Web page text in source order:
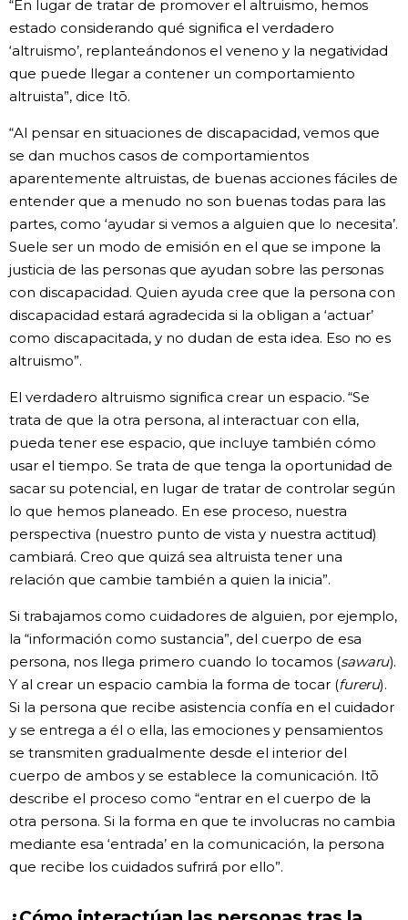
“En lugar de tratar de promover el altruismo, hemos
estado considerando qué significa el verdadero
‘altruismo’, replanteándonos el veneno y la negatividad
que puede llegar a contener un comportamiento
altruista”, dice Itō.
“Al pensar en situaciones de discapacidad, vemos que
se dan muchos casos de comportamientos
aparentemente altruistas, de buenas acciones fáciles de
entender que a menudo no son buenas todas para las
partes, como ‘ayudar si vemos a alguien que lo necesita’.
Suele ser un modo de emisión en el que se impone la
justicia de las personas que ayudan sobre las personas
con discapacidad. Quien ayuda cree que la persona con
discapacidad estará agradecida si la obligan a ‘actuar’
como discapacitada, y no dudan de esta idea. Eso no es
altruismo”.
El verdadero altruismo significa crear un espacio. “Se
trata de que la otra persona, al interactuar con ella,
pueda tener ese espacio, que incluye también cómo
usar el tiempo. Se trata de que tenga la oportunidad de
sacar su potencial, en lugar de tratar de controlar según
lo que hemos planeado. En ese proceso, nuestra
perspectiva (nuestro punto de vista y nuestra actitud)
cambiará. Creo que quizá sea altruista tener una
relación que cambie también a quien la inicia”.
Si trabajamos como cuidadores de alguien, por ejemplo,
la “información como sustancia”, del cuerpo de esa
persona, nos llega primero cuando lo tocamos (sawaru).
Y al crear un espacio cambia la forma de tocar (fureru).
Si la persona que recibe asistencia confía en el cuidador
y se entrega a él o ella, las emociones y pensamientos
se transmiten gradualmente desde el interior del
cuerpo de ambos y se establece la comunicación. Itō
describe el proceso como “entrar en el cuerpo de la
otra persona. Si la forma en que te involucras no cambia
mediante esa ‘entrada’ en la comunicación, la persona
que recibe los cuidados sufrirá por ello”.